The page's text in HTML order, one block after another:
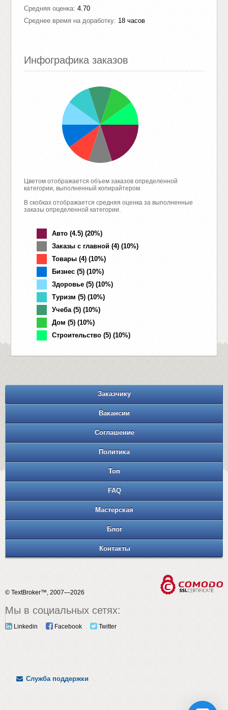
Средняя оценка:4.70
Среднее время на доработку: 18 часов
Инфографика заказов
Цветом отображается объем заказов определенной
категории, выполненный копирайтером.
В скобках отображается средняя оценка за выполненные
заказы определенной категории.
Авто (4.5) (20%)
Заказы с главной (4) (10%)
Товары (4) (10%)
Бизнес (5) (10%)
Здоровье (5) (10%)
Туризм (5) (10%)
Учеба (5) (10%)
Дом (5) (10%)
Строительство (5) (10%)
Заказчику
Вакансии
Соглашение
Политика
Топ
FAQ
Мастерская
Блог
Контакты
© TextBroker™, 2007—2026
Мы в социальных сетях:
Linkedin Facebook Twitter
Служба поддержки